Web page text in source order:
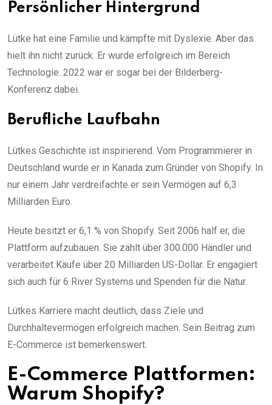
Persönlicher Hintergrund
Lütke hat eine Familie und kämpfte mit Dyslexie. Aber das
hielt ihn nicht zurück. Er wurde erfolgreich im Bereich
Technologie. 2022 war er sogar bei der Bilderberg-
Konferenz dabei.
Berufliche Laufbahn
Lütkes Geschichte ist inspirierend. Vom Programmierer in
Deutschland wurde er in Kanada zum Gründer von Shopify. In
nur einem Jahr verdreifachte er sein Vermögen auf 6,3
Milliarden Euro.
Heute besitzt er 6,1 % von Shopify. Seit 2006 half er, die
Plattform aufzubauen. Sie zählt über 300.000 Händler und
verarbeitet Käufe über 20 Milliarden US-Dollar. Er engagiert
sich auch für 6 River Systems und Spenden für die Natur.
Lütkes Karriere macht deutlich, dass Ziele und
Durchhaltevermögen erfolgreich machen. Sein Beitrag zum
E-Commerce ist bemerkenswert.
E-Commerce Plattformen:
Warum Shopify?